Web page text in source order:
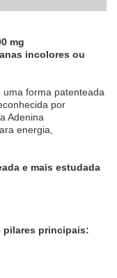
mg
incolores ou
forma patenteada
por
Adenina
energia,
e mais estudada
pilares principais: